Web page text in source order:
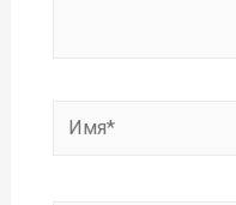
Имя*